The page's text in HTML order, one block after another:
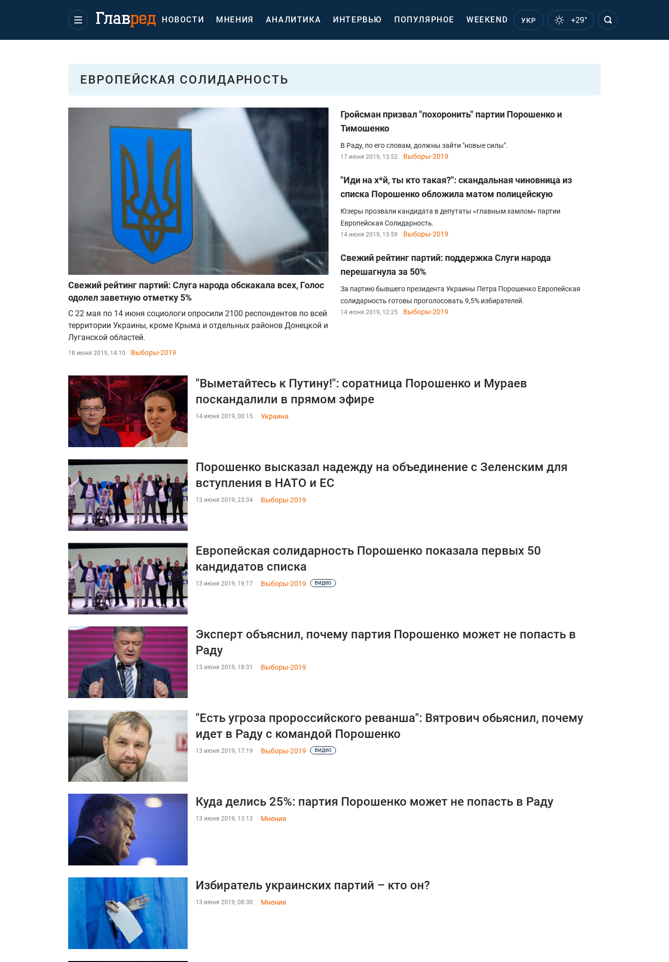
НОВОСТИ МНЕНИЯ АНАЛИТИКА ИНТЕРВЬЮ ПОПУЛЯРНОЕ WEEKEND УКР +29°
ЕВРОПЕЙСКАЯ СОЛИДАРНОСТЬ
Свежий рейтинг партий: Слуга народа обскакала всех, Голос
одолел заветную отметку 5%
С 22 мая по 14 июня социологи опросили 2100 респондентов по всей
территории Украины, кроме Крыма и отдельных районов Донецкой и
Луганской областей.
18 июня 2019, 14:10 Выборы-2019
Гройсман призвал "похоронить" партии Порошенко и
Тимошенко
В Раду, по его словам, должны зайти "новые силы".
17 июня 2019, 13:52 Выборы-2019
"Иди на х*й, ты кто такая?": скандальная чиновница из
списка Порошенко обложила матом полицейскую
Юзеры прозвали кандидата в депутаты «главным хамлом» партии
Европейская Солидарность.
14 июня 2019, 13:59 Выборы-2019
Свежий рейтинг партий: поддержка Слуги народа
перешагнула за 50%
За партию бывшего президента Украины Петра Порошенко Европейская
солидарность готовы проголосовать 9,5% избирателей.
14 июня 2019, 12:25 Выборы-2019
"Выметайтесь к Путину!": соратница Порошенко и Мураев
поскандалили в прямом эфире
14 июня 2019, 00:15 Украина
Порошенко высказал надежду на объединение с Зеленским для
вступления в НАТО и ЕС
13 июня 2019, 23:34 Выборы-2019
Европейская солидарность Порошенко показала первых 50
кандидатов списка
13 июня 2019, 19:17 Выборы-2019 видео
Эксперт объяснил, почему партия Порошенко может не попасть в
Раду
13 июня 2019, 18:31 Выборы-2019
"Есть угроза пророссийского реванша": Вятрович обьяснил, почему
идет в Раду с командой Порошенко
13 июня 2019, 17:19 Выборы-2019 видео
Куда делись 25%: партия Порошенко может не попасть в Раду
13 июня 2019, 13:13 Мнения
Избиратель украинских партий – кто он?
13 июня 2019, 08:30 Мнения